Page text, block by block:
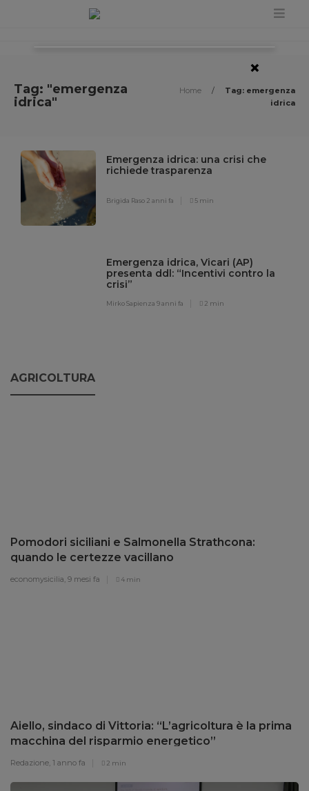
Tag: "emergenza
idrica"
Home /
Tag: emergenza
idrica
Emergenza idrica: una crisi che
richiede trasparenza
Brigida Raso 2 anni fa 5 min
Emergenza idrica, Vicari (AP)
presenta ddl: “Incentivi contro la
crisi”
Mirko Sapienza9 anni fa 2 min
AGRICOLTURA
Pomodori siciliani e Salmonella Strathcona:
quando le certezze vacillano
economysicilia, 9 mesi fa 4 min
Aiello, sindaco di Vittoria: “L’agricoltura è la prima
macchina del risparmio energetico”
Redazione, 1 anno fa 2 min
×